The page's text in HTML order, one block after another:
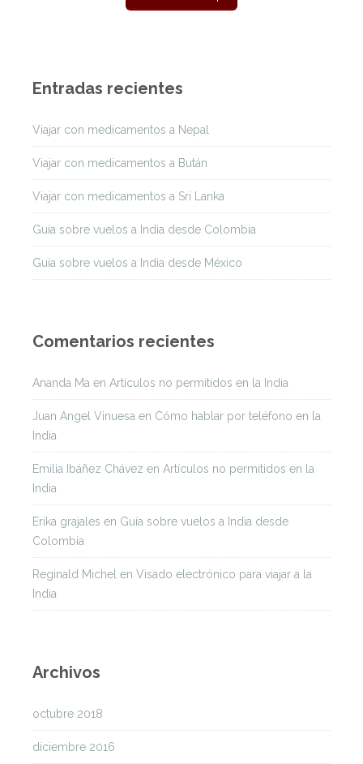
Entradas recientes
Viajar con medicamentos a Nepal
Viajar con medicamentos a Bután
Viajar con medicamentos a Sri Lanka
Guía sobre vuelos a India desde Colombia
Guía sobre vuelos a India desde México
Comentarios recientes
Ananda Ma en Artículos no permitidos en la India
Juan Angel Vinuesa en Cómo hablar por teléfono en la
India
Emilia Ibáñez Chávez en Artículos no permitidos en la
India
Erika grajales en Guía sobre vuelos a India desde
Colombia
Reginald Michel en Visado electrónico para viajar a la
India
Archivos
octubre 2018
diciembre 2016